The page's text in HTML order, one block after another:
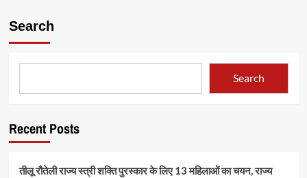
Search
Search
Recent Posts
तीलू रौतेली राज्य स्त्री शक्ति पुरस्कार के लिए 13 महिलाओं का चयन, राज्य